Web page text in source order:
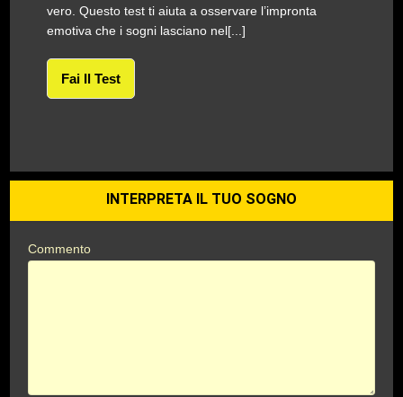
vero. Questo test ti aiuta a osservare l’impronta
emotiva che i sogni lasciano nel[...]
Fai Il Test
INTERPRETA IL TUO SOGNO
Commento